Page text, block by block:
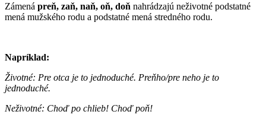
Zámená preň, zaň, naň, oň, doň nahrádzajú neživotné podstatné
mená mužského rodu a podstatné mená stredného rodu.
Napríklad:
Životné: Pre otca je to jednoduché. Preňho/pre neho je to
jednoduché.
Neživotné: Choď po chlieb! Choď poň!